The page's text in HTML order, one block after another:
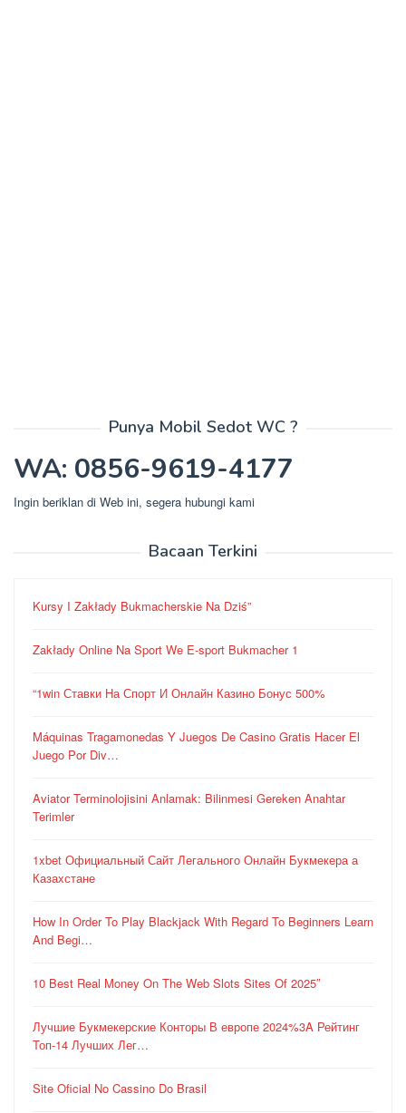
Punya Mobil Sedot WC ?
WA: 0856-9619-4177
Ingin beriklan di Web ini, segera hubungi kami
Bacaan Terkini
Kursy I Zakłady Bukmacherskie Na Dziś”
Zakłady Online Na Sport We E-sport Bukmacher 1
“1win Ставки На Спорт И Онлайн Казино Бонус 500%
Máquinas Tragamonedas Y Juegos De Casino Gratis Hacer El
Juego Por Div…
Aviator Terminolojisini Anlamak: Bilinmesi Gereken Anahtar
Terimler
1xbet Официальный Сайт Легального Онлайн Букмекера а
Казахстане
How In Order To Play Blackjack With Regard To Beginners Learn
And Begi…
10 Best Real Money On The Web Slots Sites Of 2025″
Лучшие Букмекерские Конторы В европе 2024%3A Рейтинг
Топ-14 Лучших Лег…
Site Oficial No Cassino Do Brasil